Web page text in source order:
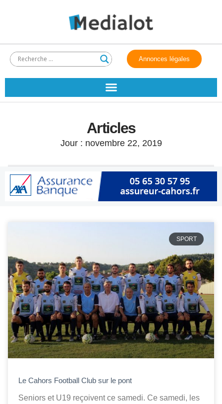
Annonces légales
Articles
Jour : novembre 22, 2019
SPORT
Le Cahors Football Club sur le pont
Seniors et U19 reçoivent ce samedi. Ce samedi, les